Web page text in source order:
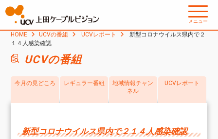
メニュー
HOME UCVの番組 UCVレポート
新型コロナウイルス県内で２
１４人感染確認
UCVの番組
今月の見どころ レギュラー番組
地域情報チャン
ネル
UCVレポート
新型コロナウイルス県内で２１４人感染確認